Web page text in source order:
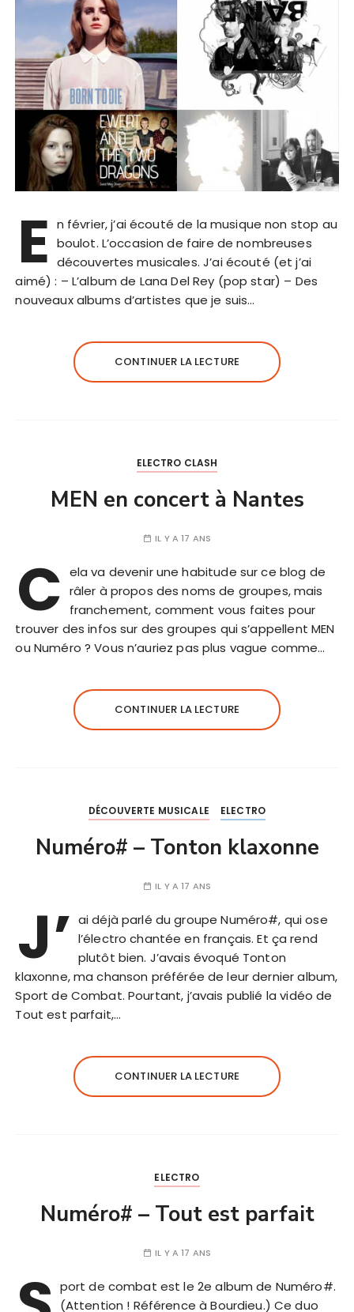
E n février, j’ai écouté de la musique non stop au
boulot. L’occasion de faire de nombreuses
découvertes musicales. J’ai écouté (et j’ai
aimé) : – L’album de Lana Del Rey (pop star) – Des
nouveaux albums d’artistes que je suis…
CONTINUER LA LECTURE
ELECTRO CLASH
MEN en concert à Nantes
IL Y A 17 ANS
C ela va devenir une habitude sur ce blog de
râler à propos des noms de groupes, mais
franchement, comment vous faites pour
trouver des infos sur des groupes qui s’appellent MEN
ou Numéro ? Vous n’auriez pas plus vague comme…
CONTINUER LA LECTURE
DÉCOUVERTE MUSICALE ELECTRO
Numéro# – Tonton klaxonne
IL Y A 17 ANS
J’ ai déjà parlé du groupe Numéro#, qui ose
l’électro chantée en français. Et ça rend
plutôt bien. J’avais évoqué Tonton
klaxonne, ma chanson préférée de leur dernier album,
Sport de Combat. Pourtant, j’avais publié la vidéo de
Tout est parfait,…
CONTINUER LA LECTURE
ELECTRO
Numéro# – Tout est parfait
IL Y A 17 ANS
port de combat est le 2e album de Numéro#.
(Attention ! Référence à Bourdieu.) Ce duo